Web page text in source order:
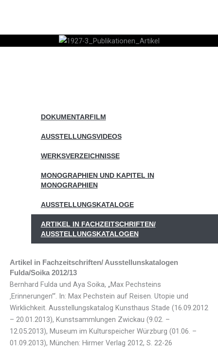
DOKUMENTARFILM
AUSSTELLUNGSVIDEOS
WERKSVERZEICHNISSE
MONOGRAPHIEN UND KAPITEL IN
MONOGRAPHIEN
AUSSTELLUNGSKATALOGE
ARTIKEL IN FACHZEITSCHRIFTEN/
AUSSTELLUNGSKATALOGEN
Artikel in Fachzeitschriften/ Ausstellunskatalogen
Fulda/Soika 2012/13
Bernhard Fulda und Aya Soika, „Max Pechsteins
‚Erinnerungen’“. In: Max Pechstein auf Reisen. Utopie und
Wirklichkeit. Ausstellungskatalog Kunsthaus Stade (16.09.2012
– 20.01.2013), Kunstsammlungen Zwickau (9.02. –
12.05.2013), Museum im Kulturspeicher Würzburg (01.06. –
01.09.2013), München: Hirmer Verlag 2012, S. 22-26